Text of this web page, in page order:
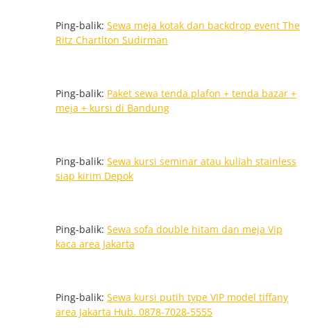
Ping-balik: Sewa meja kotak dan backdrop event The
Ritz Chartlton Sudirman
Ping-balik: Paket sewa tenda plafon + tenda bazar +
meja + kursi di Bandung
Ping-balik: Sewa kursi seminar atau kuliah stainless
siap kirim Depok
Ping-balik: Sewa sofa double hitam dan meja Vip
kaca area Jakarta
Ping-balik: Sewa kursi putih type VIP model tiffany
area Jakarta Hub. 0878-7028-5555